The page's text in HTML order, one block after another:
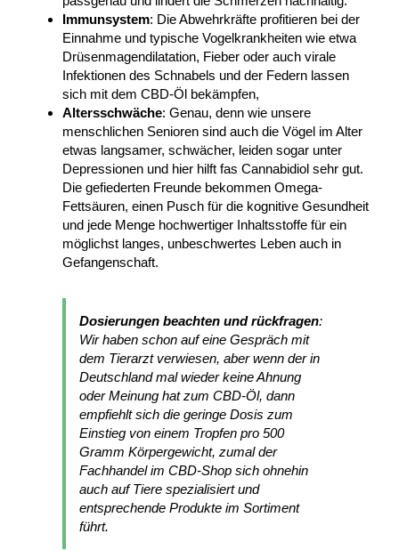
Immunsystem: Die Abwehrkräfte profitieren bei der
Einnahme und typische Vogelkrankheiten wie etwa
Drüsenmagendilatation, Fieber oder auch virale
Infektionen des Schnabels und der Federn lassen
sich mit dem CBD-Öl bekämpfen,
Altersschwäche: Genau, denn wie unsere
menschlichen Senioren sind auch die Vögel im Alter
etwas langsamer, schwächer, leiden sogar unter
Depressionen und hier hilft fas Cannabidiol sehr gut.
Die gefiederten Freunde bekommen Omega-
Fettsäuren, einen Pusch für die kognitive Gesundheit
und jede Menge hochwertiger Inhaltsstoffe für ein
möglichst langes, unbeschwertes Leben auch in
Gefangenschaft.
Dosierungen beachten und rückfragen:
Wir haben schon auf eine Gespräch mit
dem Tierarzt verwiesen, aber wenn der in
Deutschland mal wieder keine Ahnung
oder Meinung hat zum CBD-Öl, dann
empfiehlt sich die geringe Dosis zum
Einstieg von einem Tropfen pro 500
Gramm Körpergewicht, zumal der
Fachhandel im CBD-Shop sich ohnehin
auch auf Tiere spezialisiert und
entsprechende Produkte im Sortiment
führt.